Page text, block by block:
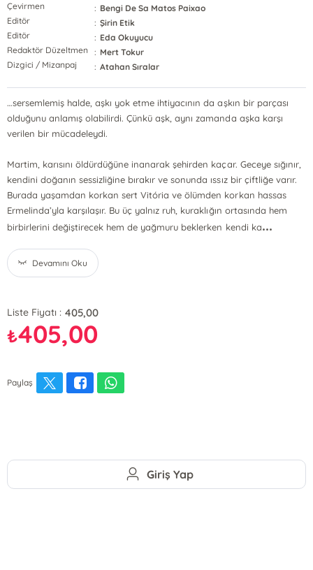
Çevirmen : Bengi De Sa Matos Paixao
Editör
: Şirin Etik
Editör
: Eda Okuyucu
Redaktör Düzeltmen
: Mert Tokur
Dizgici / Mizanpaj
: Atahan Sıralar
…sersemlemiş halde, aşkı yok etme ihtiyacının da aşkın bir parçası
olduğunu anlamış olabilirdi. Çünkü aşk, aynı zamanda aşka karşı
verilen bir mücadeleydi.
Martim, karısını öldürdüğüne inanarak şehirden kaçar. Geceye sığınır,
kendini doğanın sessizliğine bırakır ve sonunda ıssız bir çiftliğe varır.
Burada yaşamdan korkan sert Vitória ve ölümden korkan hassas
Ermelinda’yla karşılaşır. Bu üç yalnız ruh, kuraklığın ortasında hem
birbirlerini değiştirecek hem de yağmuru beklerken kendi ka...
Devamını Oku
Liste Fiyatı : 405,00
₺405,00
Paylaş
Giriş Yap